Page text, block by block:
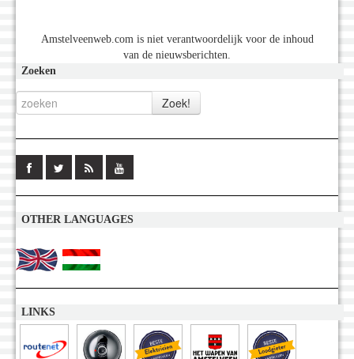
Amstelveenweb.com is niet verantwoordelijk voor de inhoud
van de nieuwsberichten.
Zoeken
OTHER LANGUAGES
LINKS